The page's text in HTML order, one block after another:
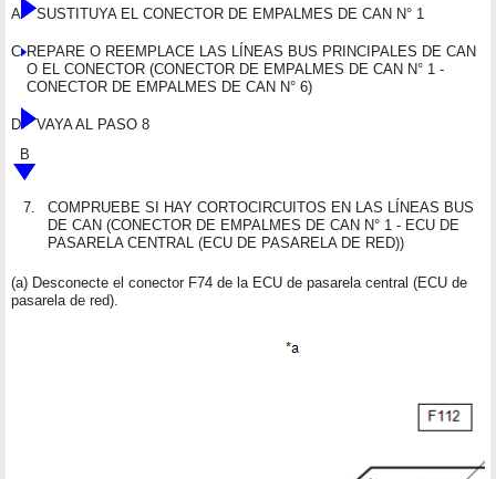
A SUSTITUYA EL CONECTOR DE EMPALMES DE CAN N° 1
C REPARE O REEMPLACE LAS LÍNEAS BUS PRINCIPALES DE CAN
O EL CONECTOR (CONECTOR DE EMPALMES DE CAN N° 1 -
CONECTOR DE EMPALMES DE CAN N° 6)
D
VAYA AL PASO 8
B
7.
COMPRUEBE SI HAY CORTOCIRCUITOS EN LAS LÍNEAS BUS
DE CAN (CONECTOR DE EMPALMES DE CAN N° 1 - ECU DE
PASARELA CENTRAL (ECU DE PASARELA DE RED))
(a) Desconecte el conector F74 de la ECU de pasarela central (ECU de
pasarela de red).